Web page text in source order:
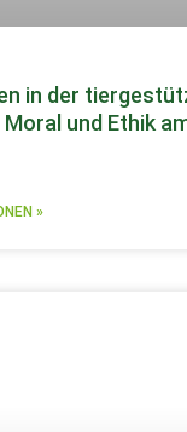
in der
und Ethik
»